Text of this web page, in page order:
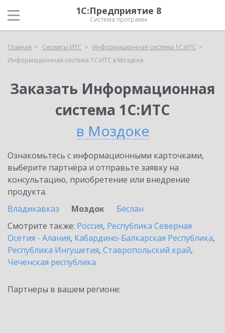
1С:Предприятие 8
Система программ
Главная Сервисы ИТС
Информационная система 1С:ИТС
Информационная система 1С:ИТС в Моздоке
Заказать Информационная
система 1С:ИТС
в Моздоке
Ознакомьтесь с информационными карточками,
выберите партнёра и отправьте заявку на
консультацию, приобретение или внедрение
продукта.
Владикавказ
Моздок
Беслан
Смотрите также: Россия, Республика Северная
Осетия - Алания, Кабардино-Балкарская Республика,
Республика Ингушетия, Ставропольский край,
Чеченская республика
Партнеры в вашем регионе: